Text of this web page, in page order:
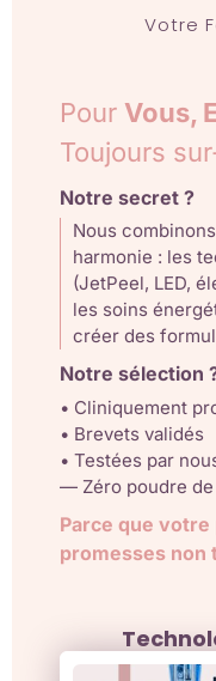
Votre
Pour Vous,
Toujours
Notre secret ?
Nous
harmonie : les
(JetPeel, LED,
les soins
créer des
Notre sélection
• Cliniquement
• Brevets validés
• Testées par
— Zéro poudre
Parce que
promesses non